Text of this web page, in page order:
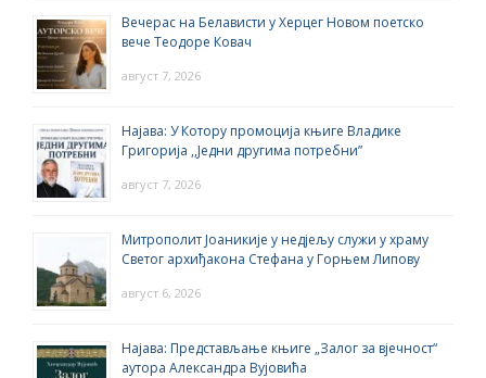
Вечерас на Белависти у Херцег Новом поетско
вече Теодоре Ковач
август 7, 2026
Најава: У Котору промоција књиге Владике
Григорија ,,Једни другима потребни”
август 7, 2026
Митрополит Јоаникије у недјељу служи у храму
Светог архиђакона Стефана у Горњем Липову
август 6, 2026
Најава: Представљање књиге „Залог за вјечност“
аутора Александра Вујовића